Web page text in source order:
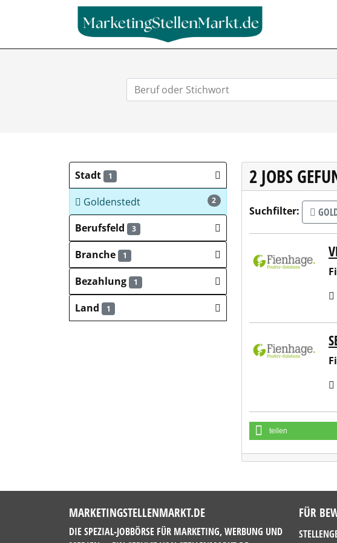
Stadt 1
2
Goldenstedt
Berufsfeld
3
Branche 1
Bezahlung 1
Land 1
2 JOBS
Suchfilter:
Fienhage Poultry-
Fienhage Poultry-
teilen
MARKETINGSTELLENMARKT.DE
DIE SPEZIAL-JOBBÖRSE FÜR MARKETING, WERBUNG UND
FÜR